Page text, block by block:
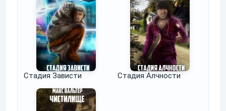
Стадия Зависти Стадия Алчности